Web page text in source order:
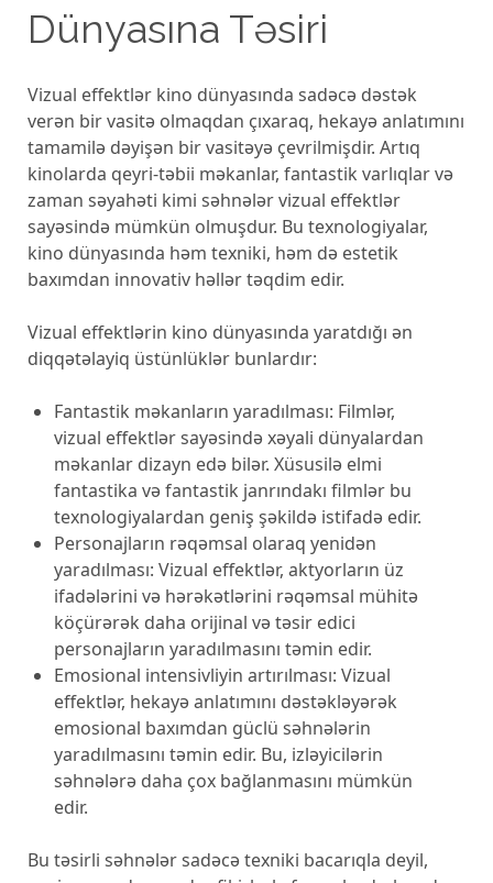
Dünyasına Təsiri
Vizual effektlər kino dünyasında sadəcə dəstək
verən bir vasitə olmaqdan çıxaraq, hekayə anlatımını
tamamilə dəyişən bir vasitəyə çevrilmişdir. Artıq
kinolarda qeyri-təbii məkanlar, fantastik varlıqlar və
zaman səyahəti kimi səhnələr vizual effektlər
sayəsində mümkün olmuşdur. Bu texnologiyalar,
kino dünyasında həm texniki, həm də estetik
baxımdan innovativ həllər təqdim edir.
Vizual effektlərin kino dünyasında yaratdığı ən
diqqətəlayiq üstünlüklər bunlardır:
Fantastik məkanların yaradılması: Filmlər,
vizual effektlər sayəsində xəyali dünyalardan
məkanlar dizayn edə bilər. Xüsusilə elmi
fantastika və fantastik janrındakı filmlər bu
texnologiyalardan geniş şəkildə istifadə edir.
Personajların rəqəmsal olaraq yenidən
yaradılması: Vizual effektlər, aktyorların üz
ifadələrini və hərəkətlərini rəqəmsal mühitə
köçürərək daha orijinal və təsir edici
personajların yaradılmasını təmin edir.
Emosional intensivliyin artırılması: Vizual
effektlər, hekayə anlatımını dəstəkləyərək
emosional baxımdan güclü səhnələrin
yaradılmasını təmin edir. Bu, izləyicilərin
səhnələrə daha çox bağlanmasını mümkün
edir.
Bu təsirli səhnələr sadəcə texniki bacarıqla deyil,